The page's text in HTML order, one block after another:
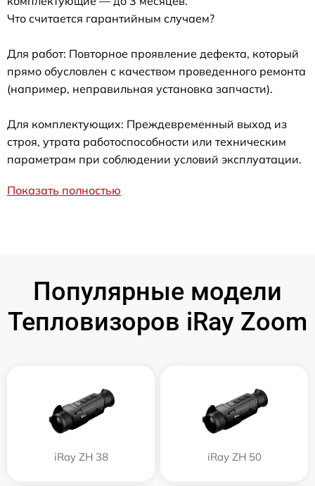
Что считается гарантийным случаем?
Для работ: Повторное проявление дефекта, который
прямо обусловлен с качеством проведенного ремонта
(например, неправильная установка запчасти).
Для комплектующих: Преждевременный выход из
строя, утрата работоспособности или техническим
параметрам при соблюдении условий эксплуатации.
Показать полностью
Популярные модели
Тепловизоров iRay Zoom
iRay ZH 38 iRay ZH 50